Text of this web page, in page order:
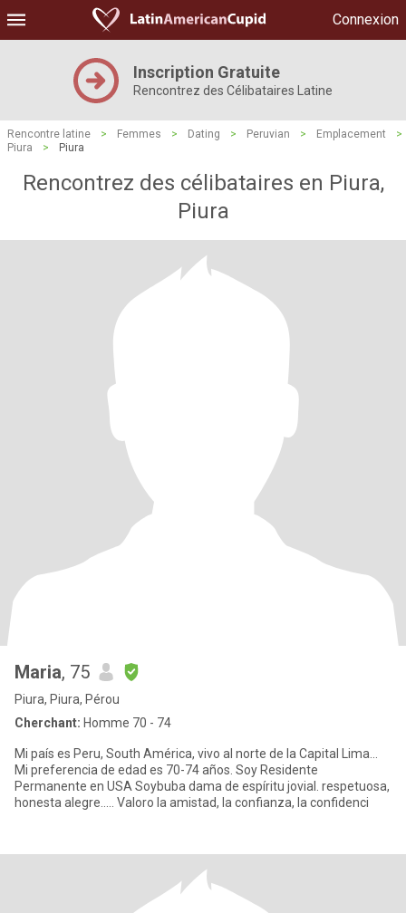
Connexion
Inscription Gratuite
Rencontrez des Célibataires Latine
Rencontre latine > Femmes > Dating > Peruvian > Emplacement
>
Piura
> Piura
Rencontrez des célibataires en Piura,
Piura
Maria, 75
Piura, Piura, Pérou
Cherchant: Homme 70 - 74
Mi país es Peru, South América, vivo al norte de la Capital Lima...
Mi preferencia de edad es 70-74 años. Soy Residente
Permanente en USA Soybuba dama de espíritu jovial. respetuosa,
honesta alegre..... Valoro la amistad, la confianza, la confidenci